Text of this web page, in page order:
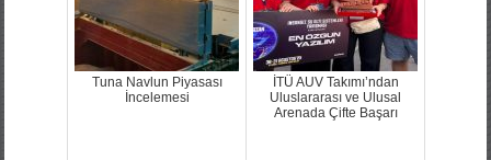
Tuna Navlun Piyasası
İncelemesi
İTÜ AUV Takımı’ndan
Uluslararası ve Ulusal
Arenada Çifte Başarı